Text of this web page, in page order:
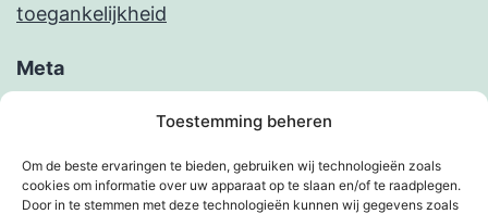
Toestemming beheren
Om de beste ervaringen te bieden, gebruiken wij technologieën zoals
cookies om informatie over uw apparaat op te slaan en/of te raadplegen.
Door in te stemmen met deze technologieën kunnen wij gegevens zoals
toegankelijkheid
Meta
Berichten feed
Reacties feed